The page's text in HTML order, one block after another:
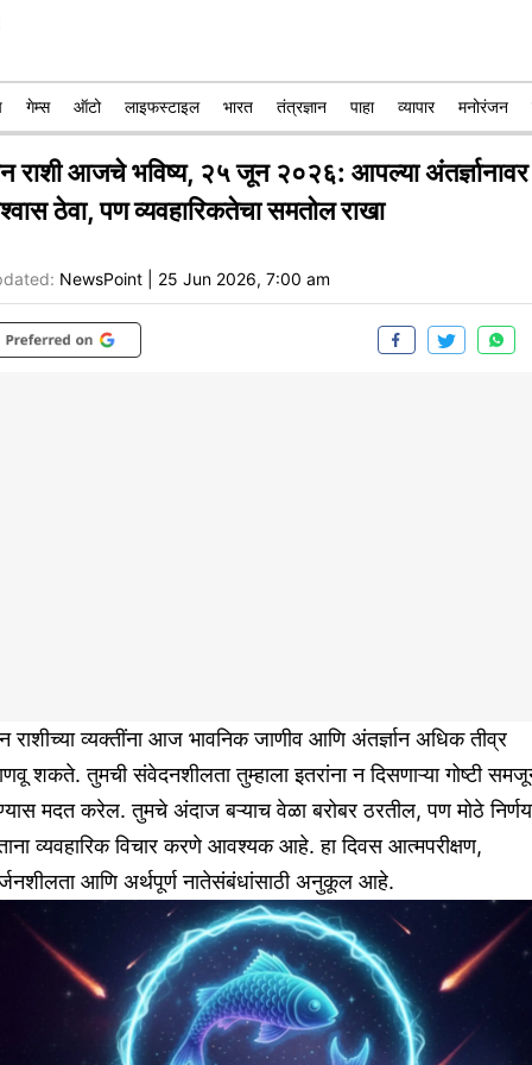
गेम्स ऑटो लाइफस्टाइल भारत तंत्रज्ञान पाहा व्यापार मनोरंजन
राशी आजचे भविष्य, २५ जून २०२६: आपल्या अंतर्ज्ञानावर
ठेवा, पण व्यवहारिकतेचा समतोल राखा
NewsPoint 25 Jun 2026, 7:00 am
राशीच्या व्यक्तींना आज भावनिक जाणीव आणि अंतर्ज्ञान अधिक तीव्र
शकते. तुमची संवेदनशीलता तुम्हाला इतरांना न दिसणाऱ्या गोष्टी
मदत करेल. तुमचे अंदाज बऱ्याच वेळा बरोबर ठरतील, पण मोठे निर्णय
व्यवहारिक विचार करणे आवश्यक आहे. हा दिवस आत्मपरीक्षण,
आणि अर्थपूर्ण नातेसंबंधांसाठी अनुकूल आहे.